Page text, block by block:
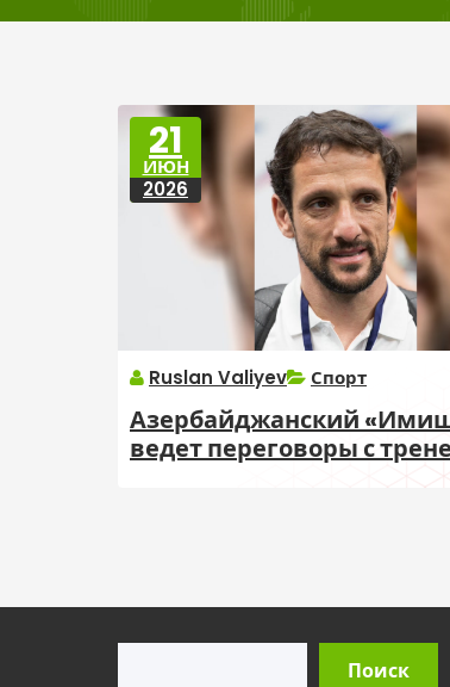
21
ИЮН
2026
Ruslan Valiyev Спорт
Азербайджанский
ведет переговоры с
Поиск